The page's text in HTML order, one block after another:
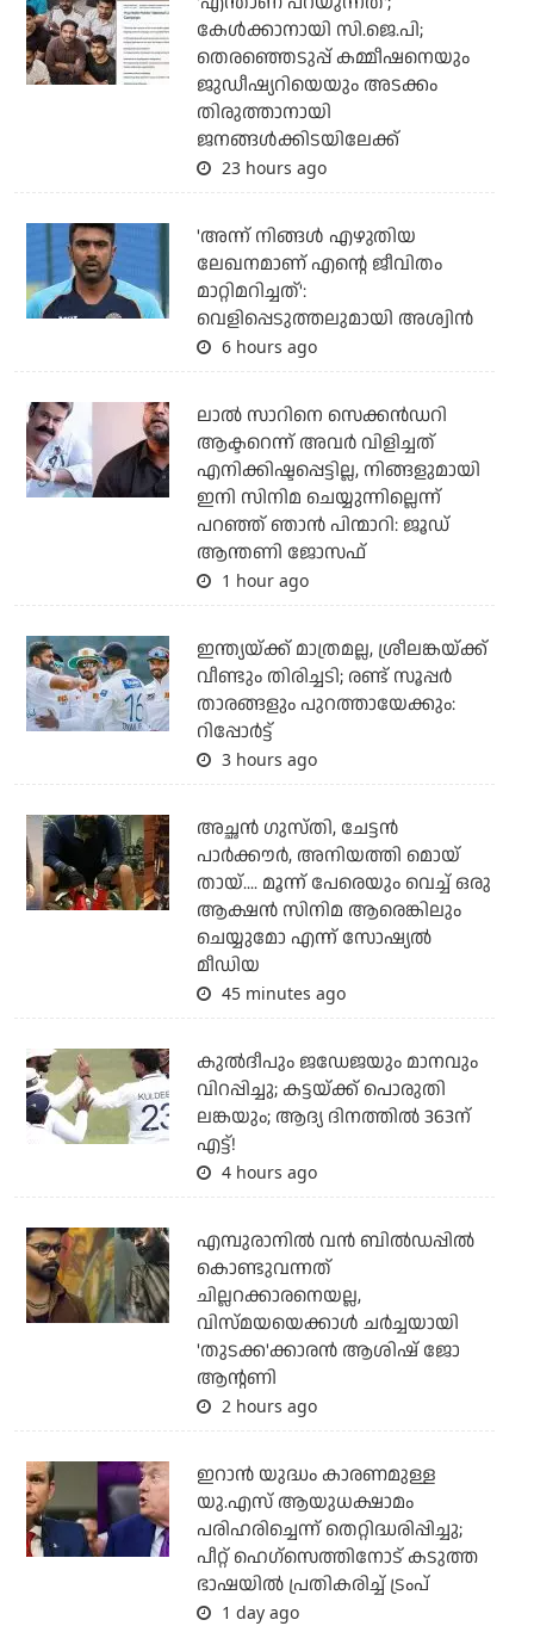
കേള്‍ക്കാനായി സി.ജെ.പി;
തെരഞ്ഞെടുപ്പ് കമ്മീഷനെയും
ജുഡീഷ്യറിയെയും അടക്കം
തിരുത്താനായി
ജനങ്ങള്‍ക്കിടയിലേക്ക്
23 hours ago
'അന്ന് നിങ്ങള്‍ എഴുതിയ
ലേഖനമാണ് എന്റെ ജീവിതം
മാറ്റിമറിച്ചത്':
വെളിപ്പെടുത്തലുമായി അശ്വിന്‍
6 hours ago
ലാല്‍ സാറിനെ സെക്കന്‍ഡറി
ആക്ടറെന്ന് അവര്‍ വിളിച്ചത്
എനിക്കിഷ്ടപ്പെട്ടില്ല, നിങ്ങളുമായി
ഇനി സിനിമ ചെയ്യുന്നില്ലെന്ന്
പറഞ്ഞ് ഞാന്‍ പിന്മാറി: ജൂഡ്
ആന്തണി ജോസഫ്
1 hour ago
ഇന്ത്യയ്ക്ക് മാത്രമല്ല, ശ്രീലങ്കയ്ക്ക്
വീണ്ടും തിരിച്ചടി; രണ്ട് സൂപ്പര്‍
താരങ്ങളും പുറത്തായേക്കും:
റിപ്പോര്‍ട്ട്
3 hours ago
അച്ഛന്‍ ഗുസ്തി, ചേട്ടന്‍
പാര്‍ക്കൗര്‍, അനിയത്തി മൊയ്
തായ്.... മൂന്ന് പേരെയും വെച്ച് ഒരു
ആക്ഷന്‍ സിനിമ ആരെങ്കിലും
ചെയ്യുമോ എന്ന് സോഷ്യല്‍
മീഡിയ
45 minutes ago
കുല്‍ദീപും ജഡേജയും മാനവും
വിറപ്പിച്ചു; കട്ടയ്ക്ക് പൊരുതി
ലങ്കയും; ആദ്യ ദിനത്തില്‍ 363ന്
എട്ട്!
4 hours ago
എമ്പുരാനില്‍ വന്‍ ബില്‍ഡപ്പില്‍
കൊണ്ടുവന്നത്
ചില്ലറക്കാരനെയല്ല,
വിസ്മയയെക്കാള്‍ ചര്‍ച്ചയായി
'തുടക്ക'ക്കാരന്‍ ആശിഷ് ജോ
ആന്റണി
2 hours ago
ഇറാന്‍ യുദ്ധം കാരണമുള്ള
യു.എസ് ആയുധക്ഷാമം
പരിഹരിച്ചെന്ന് തെറ്റിദ്ധരിപ്പിച്ചു;
പീറ്റ് ഹെഗ്‌സെത്തിനോട് കടുത്ത
ഭാഷയില്‍ പ്രതികരിച്ച് ട്രംപ്
1 day ago